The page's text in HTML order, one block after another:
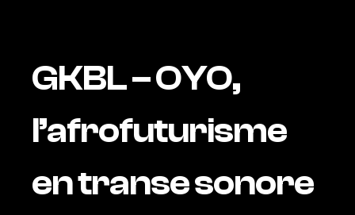
GKBL – OYO,
l’afrofuturisme
en transe sonore